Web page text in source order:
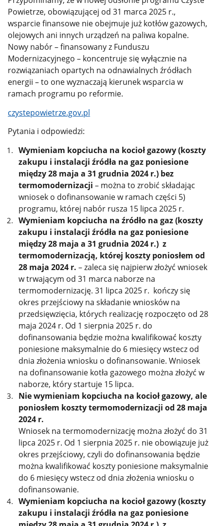
Powietrze, obowiązującej od 31 marca 2025 r.,
wsparcie finansowe nie obejmuje już kotłów gazowych,
olejowych ani innych urządzeń na paliwa kopalne.
Nowy nabór – finansowany z Funduszu
Modernizacyjnego – koncentruje się wyłącznie na
rozwiązaniach opartych na odnawialnych źródłach
energii – to one wyznaczają kierunek wsparcia w
ramach programu po reformie.
czystepowietrze.gov.pl
Pytania i odpowiedzi:
Wymieniam kopciucha na kocioł gazowy (koszty
zakupu i instalacji źródła na gaz poniesione
między 28 maja a 31 grudnia 2024 r.) bez
termomodernizacji – można to zrobić składając
wniosek o dofinansowanie w ramach części 5)
programu, której nabór rusza 15 lipca 2025 r.
Wymieniam kopciucha na źródło na gaz (koszty
zakupu i instalacji źródła na gaz poniesione
między 28 maja a 31 grudnia 2024 r.) z
termomodernizacją, której koszty poniosłem od
28 maja 2024 r. – zaleca się najpierw złożyć wniosek
w trwającym od 31 marca naborze na
termomodernizację. 31 lipca 2025 r. kończy się
okres przejściowy na składanie wniosków na
przedsięwzięcia, których realizację rozpoczęto od 28
maja 2024 r. Od 1 sierpnia 2025 r. do
dofinansowania będzie można kwalifikować koszty
poniesione maksymalnie do 6 miesięcy wstecz od
dnia złożenia wniosku o dofinansowanie. Wniosek
na dofinansowanie kotła gazowego można złożyć w
naborze, który startuje 15 lipca.
Nie wymieniam kopciucha na kocioł gazowy, ale
poniosłem koszty termomodernizacji od 28 maja
2024 r.
Wniosek na termomodernizację można złożyć do 31
lipca 2025 r. Od 1 sierpnia 2025 r. nie obowiązuje już
okres przejściowy, czyli do dofinansowania będzie
można kwalifikować koszty poniesione maksymalnie
do 6 miesięcy wstecz od dnia złożenia wniosku o
dofinansowanie.
Wymieniam kopciucha na kocioł gazowy (koszty
zakupu i instalacji źródła na gaz poniesione